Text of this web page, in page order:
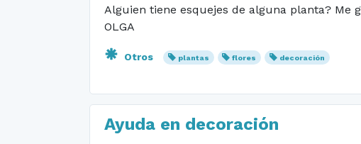
Alguien tiene esquejes de alguna planta? Me
OLGA
Otros plantas flores decoración
Ayuda en decoración